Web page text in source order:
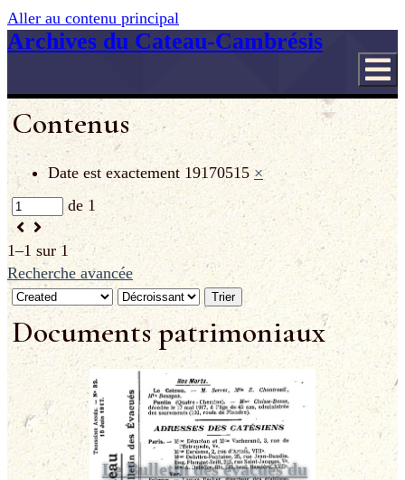
Aller au contenu principal
Archives du Cateau-Cambrésis
Contenus
Date est exactement 19170515 ×
de 1
1–1 sur 1
Recherche avancée
Trier
Documents patrimoniaux
Le Bulletin des évacués du